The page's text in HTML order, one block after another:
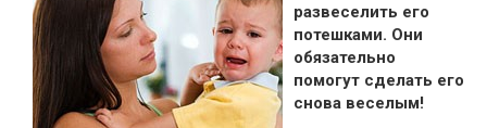
развеселить его
потешками. Они
обязательно
помогут сделать его
снова веселым!